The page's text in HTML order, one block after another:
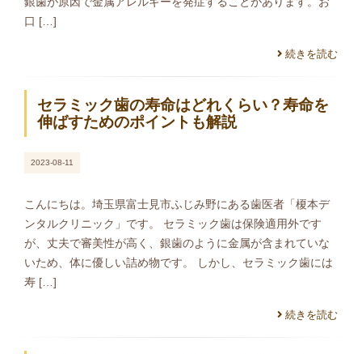
口 […]
続きを読む
セラミック歯の寿命はどれくらい？寿命を
伸ばすためのポイントも解説
2023-08-11
こんにちは。埼玉県富士見市ふじみ野にある歯医者「榎本デ
ンタルクリニック」です。 セラミック歯は保険適用外です
が、丈夫で審美性が高く、銀歯のように金属が含まれていな
いため、体に優しい詰め物です。 しかし、セラミック歯には
寿 […]
続きを読む